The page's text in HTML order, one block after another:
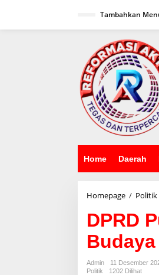
Tambahkan
Home Daerah
Homepage / Politik
DPRD
Budaya
Admin
11 Desember
Politik
1202 Dilihat